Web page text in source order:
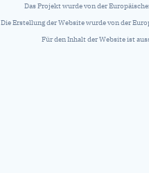
Das Projekt wurde von der
Die Erstellung der Website wurde von der
Für den Inhalt der Website ist